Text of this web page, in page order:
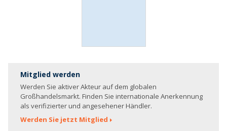
Mitglied werden
Werden Sie aktiver Akteur auf dem globalen
Großhandelsmarkt. Finden Sie internationale Anerkennung
als verifizierter und angesehener Händler.
Werden Sie jetzt Mitglied